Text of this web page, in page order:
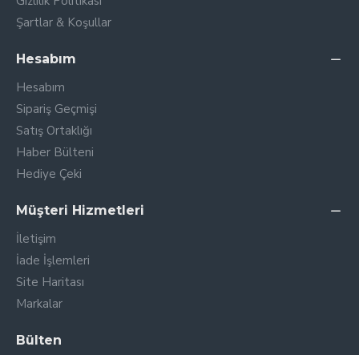
Şartlar & Koşullar
Hesabım
Hesabım
Sipariş Geçmişi
Satış Ortaklığı
Haber Bülteni
Hediye Çeki
Müşteri Hizmetleri
İletişim
İade İşlemleri
Site Haritası
Markalar
Bülten